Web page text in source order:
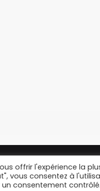
offrir l'expérience la
vous consentez à
consentement contrôlé.